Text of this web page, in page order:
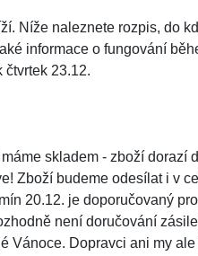
Níže naleznete rozpis, do
informace o fungování
čtvrtek 23.12.
skladem - zboží dorazí
Zboží budeme odesílat i v
20.12. je doporučovaný
není doručování
Vánoce. Dopravci ani my